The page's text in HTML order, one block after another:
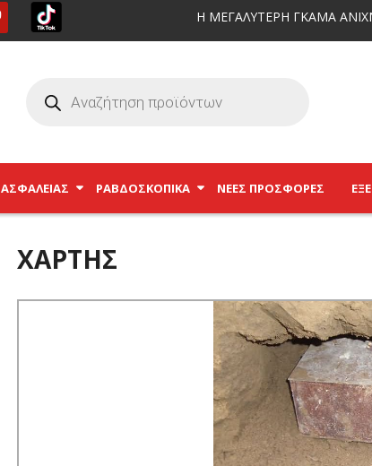
Η ΜΕΓΑΛΥΤΕΡΗ ΓΚΑΜΑ
ΑΣΦΑΛΕΊΑΣ ΡΑΒΔΟΣΚΟΠΙΚΆ ΝΕΕΣ ΠΡΟΣΦΟΡΕΣ
ΧΆΡΤΗΣ